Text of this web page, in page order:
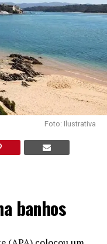
Foto: Ilustrativa
banhos